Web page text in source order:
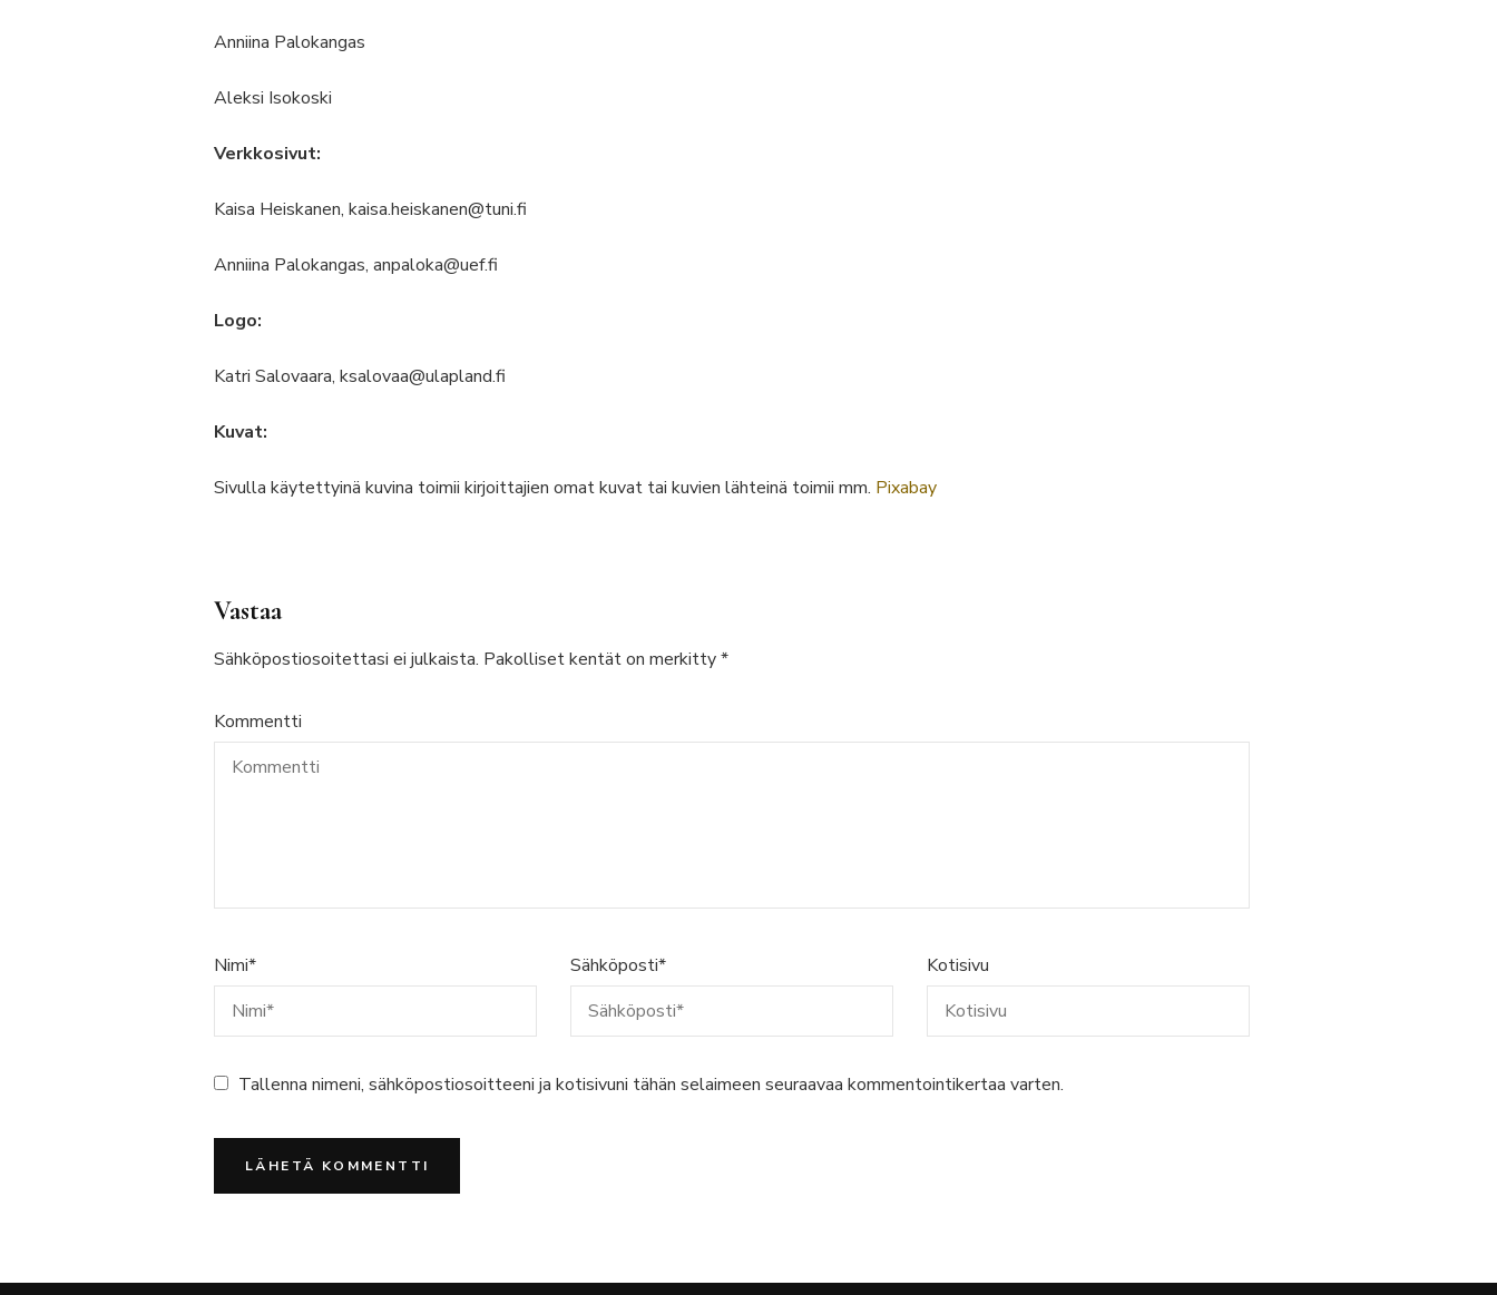
Anniina Palokangas
Aleksi Isokoski
Verkkosivut:
Kaisa Heiskanen, kaisa.heiskanen@tuni.fi
Anniina Palokangas, anpaloka@uef.fi
Logo:
Katri Salovaara, ksalovaa@ulapland.fi
Kuvat:
Sivulla käytettyinä kuvina toimii kirjoittajien omat kuvat tai kuvien lähteinä toimii mm. Pixabay
Vastaa
Sähköpostiosoitettasi ei julkaista. Pakolliset kentät on merkitty*
Kommentti
Nimi* Sähköposti* Kotisivu
Tallenna nimeni, sähköpostiosoitteeni ja kotisivuni tähän selaimeen seuraavaa kommentointikertaa varten.